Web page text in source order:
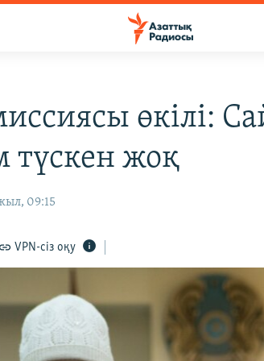
өкілі:
түскен жоқ
09:15
VPN-сіз оқу